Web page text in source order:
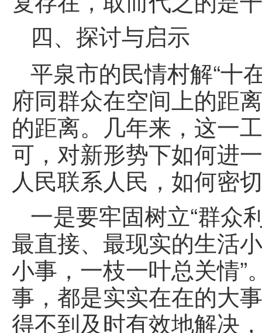
四、探讨与启示
平泉市的民情村解“十
府同群众在空间上的距
的距离。几年来，这一
可，对新形势下如何进
人民联系人民，如何密
一是要牢固树立“群众
最直接、最现实的生活
小事，一枝一叶总关情
事，都是实实在在的大
得不到及时有效地解决